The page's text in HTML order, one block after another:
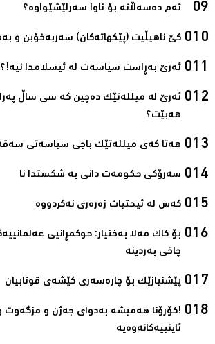
ئەم دەسەڵاتە بۆ ئاوا سەرلێشێواوە؟‌
کێ ناهیڵیت (پێکهاتەکان) سەربەخۆبن و
ئەرێ بەڕاست سیاسەت لە ئیسلامدا نیە!؟‌
ئەرێ لە میللەتێک دەچین کە سی ساڵ
هەبێت؟‌
هەتا کەی میللەتێک باجی سیاسەتی
سەرۆکی حکومەت دانی بە شکستدا نا‌
کەس لە ئیحتیات زەرەری نەکردووە‌
بۆ کاک مەلا بەختیار: حوکمڕانیی
چاخی بەردینە ‌
پێشنیازێک بۆ چارەسەری کێشەی قوتابیان‌
!کۆرۆنا ھەمیشە بەدوای جەژن و مزگەوت
ئاینییەکانەوەیە‌